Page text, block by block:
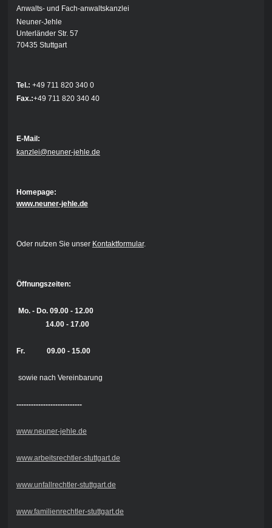
Anwalts- und Fach-anwaltskanzlei
Neuner-Jehle
Unterländer Str. 57
70435 Stuttgart
Tel.: +49 711 820 340 0
Fax.:+49 711 820 340 40
E-Mail:
kanzlei@neuner-jehle.de
Homepage:
www.neuner-jehle.de
Oder nutzen Sie unser Kontaktformular.
Öffnungszeiten:
Mo. - Do. 09.00 - 12.00
14.00 - 17.00
Fr. 09.00 - 15.00
sowie nach Vereinbarung
---------------------------
www.neuner-jehle.de
www.arbeitsrechtler-stuttgart.de
www.unfallrechtler-stuttgart.de
www.familienrechtler-stuttgart.de